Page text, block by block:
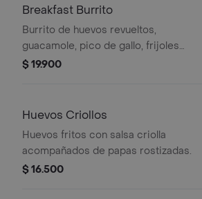
Breakfast Burrito
Burrito de huevos revueltos,
guacamole, pico de gallo, frijoles
negros, arroz achiotado, lechuga,
$ 19.900
Huevos Criollos
Huevos fritos con salsa criolla
acompañados de papas rostizadas.
$ 16.500